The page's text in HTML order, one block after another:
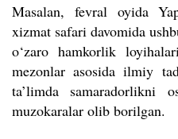
Masalan, fevral oyida
xizmat safari davomida
o‘zaro hamkorlik
mezonlar asosida ilmiy
ta’limda samaradorlikni
muzokaralar olib borilgan.